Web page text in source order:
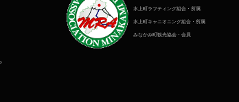
水上町ラフティング組合・所属
水上町キャニオニング組合・所属
みなかみ町観光協会・会員